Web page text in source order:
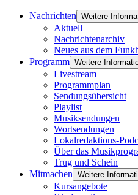
Nachrichten Weitere
Aktuell
Nachrichtenarchiv
Neues aus dem
Programm Weitere
Livestream
Programmplan
Sendungsübersicht
Playlist
Musiksendungen
Wortsendungen
Lokalredaktions-
Über das
Trug und Schein
Mitmachen Weitere
Kursangebote